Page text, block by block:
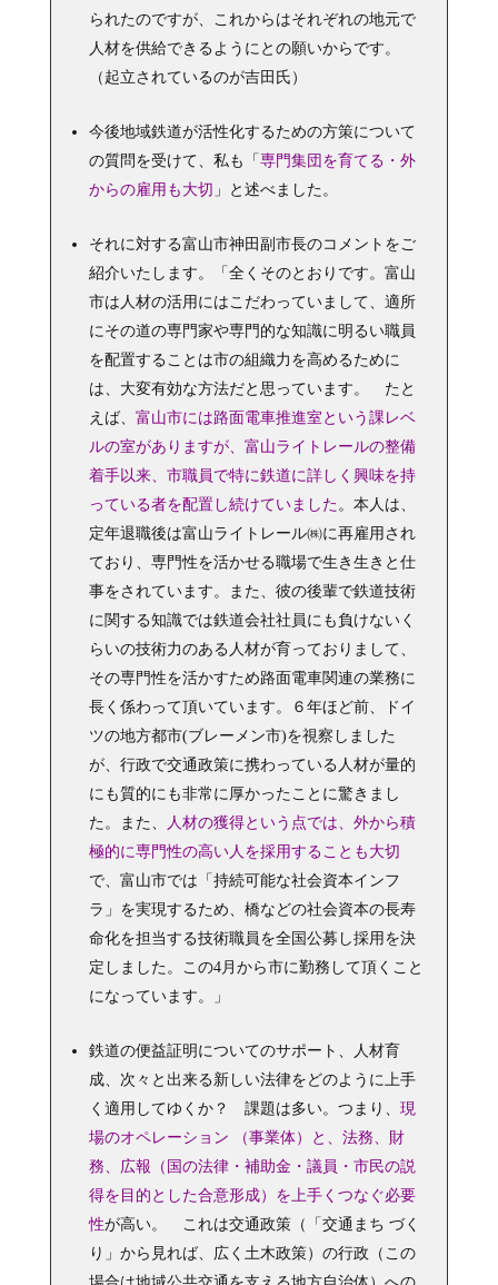
られたのですが、これからはそれぞれの地元で
人材を供給できるようにとの願いからです。
（起立されているのが吉田氏 ）
今後地域鉄道が活性化するための方策について
の質問を受けて、私も「 専門集団を育てる・外
からの雇用も大切 」と述べました。
それに対する富山市神田副市長のコメントをご
紹介いたします。「全くそのとおりです。富山
市は人材の活用にはこだわっていまして、適所
にその道の専門家や専門的な知識に明るい職員
を配置することは市の組織力を高めるために
は、大変有効な方法だと思っています。 たと
えば、 富山市には路面電車推進室という課レベ
ルの室がありますが、富山ライトレールの整備
着手以来、市職員で特に鉄道に詳しく興味を持
っている者を配置し続けていました。本人は、
定年退職後は富山ライトレール㈱に再雇用され
ており、専門性を活かせる職場で生き生きと仕
事をされています。また、彼の後輩で鉄道技術
に関する知識では鉄道会社社員にも負けないく
らいの技術力のある人材が育っておりまして、
その専門性を活かすため路面電車関連の業務に
長く係わって頂いています。６年ほど前、ドイ
ツの地方都市(ブレーメン市)を視察しました
が、行政で交通政策に携わっている人材が量的
にも質的にも非常に厚かったことに驚きまし
た。また、
人材の獲得という点では、外から積
極的に専門性の高い人を採用することも大切
で、富山市では「持続可能な社会資本インフ
ラ」を実現するため、橋などの社会資本の長寿
命化を担当する技術職員を全国公募し採用を決
定しました。この4月から市に勤務して頂くこと
になっています。」
鉄道の便益証明についてのサポート、人材育
成、次々と出来る新しい法律をどのように上手
く適用してゆくか？ 課題は多い。つまり、 現
場のオペレーション （事業体）と、法務、財
務、広報（国の法律・補助金・議員・市民の説
得を目的とした合意形成）を上手くつなぐ必要
性が高い。 これは交通政策（「交通まち づく
り」から見れば、広く土木政策）の行政（この